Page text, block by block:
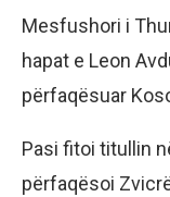
Mesfushori i
hapat e Leon
përfaqësuar
Pasi fitoi titullin
përfaqësoi